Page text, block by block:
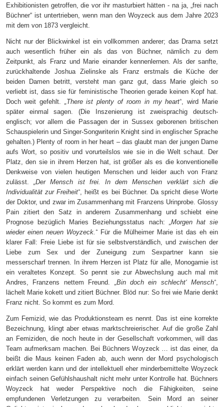
Exhibitionisten getroffen, die vor ihr masturbiert hätten - na ja, „frei nach
Büchner“ ist untertrieben, wenn man den Woyzeck aus dem Jahre 2023
mit dem von 1873 vergleicht.
Nicht nur der Blickwinkel ist ein vollkommen anderer; das Drama setzt
auch wesentlich früher ein als das von Büchner, nämlich zu dem
Zeitpunkt, als Franz und Marie einander kennenlernen. Als der sanfte,
zurückhaltende Joshua Zielinske als Franz erstmals die Küche der
beiden Damen betritt, versteht man ganz gut, dass Marie gleich so
verliebt ist, dass sie für feministische Theorien gerade keinen Kopf hat.
Doch weit gefehlt. „There ist plenty of room in my heart“, wird Marie
später einmal sagen. (Die Inszenierung ist zweisprachig deutsch-
englisch; vor allem die Passagen der in Sussex geborenen britischen
Schauspielerin und Singer-Songwriterin Knight sind in englischer Sprache
gehalten.) Plenty of room in her heart – das glaubt man der jungen Dame
aufs Wort, so positiv und vorurteilslos wie sie in die Welt schaut. Der
Platz, den sie in ihrem Herzen hat, ist größer als es die konventionelle
Denkweise von vielen heutigen Menschen und leider auch von Franz
zulässt.„Der Mensch ist frei. In dem Menschen verklärt sich die
Individualität zur Freiheit“, heißt es bei Büchner. Da spricht diese Worte
der Doktor, und zwar im Zusammenhang mit Franzens Urinprobe. Glossy
Pain zitiert den Satz in anderem Zusammenhang und schiebt eine
Prognose bezüglich Maries Beziehungsstatus nach: „Morgen hat sie
wieder einen neuen Woyzeck.“Für die Mülheimer Marie ist das eh ein
klarer Fall: Freie Liebe ist für sie selbstverständlich, und zwischen der
Liebe zum Sex und der Zuneigung zum Sexpartner kann sie
messerscharf trennen. In ihrem Herzen ist Platz für alle, Monogamie ist
ein veraltetes Konzept. So pennt sie zur Abwechslung auch mal mit
Andres, Franzens nettem Freund. „Bin doch ein schlecht‘ Mensch“,
lächelt Marie kokett und zitiert Büchner. Blöd nur: So frei wie Marie denkt
Franz nicht. So kommt es zum Mord.
Zum Femizid, wie das Produktionsteam es nennt. Das ist eine korrekte
Bezeichnung, klingt aber etwas marktschreierischer. Auf die große Zahl
an Femiziden, die noch heute in der Gesellschaft vorkommen, will das
Team aufmerksam machen. Bei Büchners Woyzeck … ist das einer, da
beißt die Maus keinen Faden ab, auch wenn der Mord psychologisch
erklärt werden kann und der intellektuell eher minderbemittelte Woyzeck
einfach seinen Gefühlshaushalt nicht mehr unter Kontrolle hat. Büchners
Woyzeck hat weder Perspektive noch die Fähigkeiten, seine
empfundenen Verletzungen zu verarbeiten. Sein Mord an seiner